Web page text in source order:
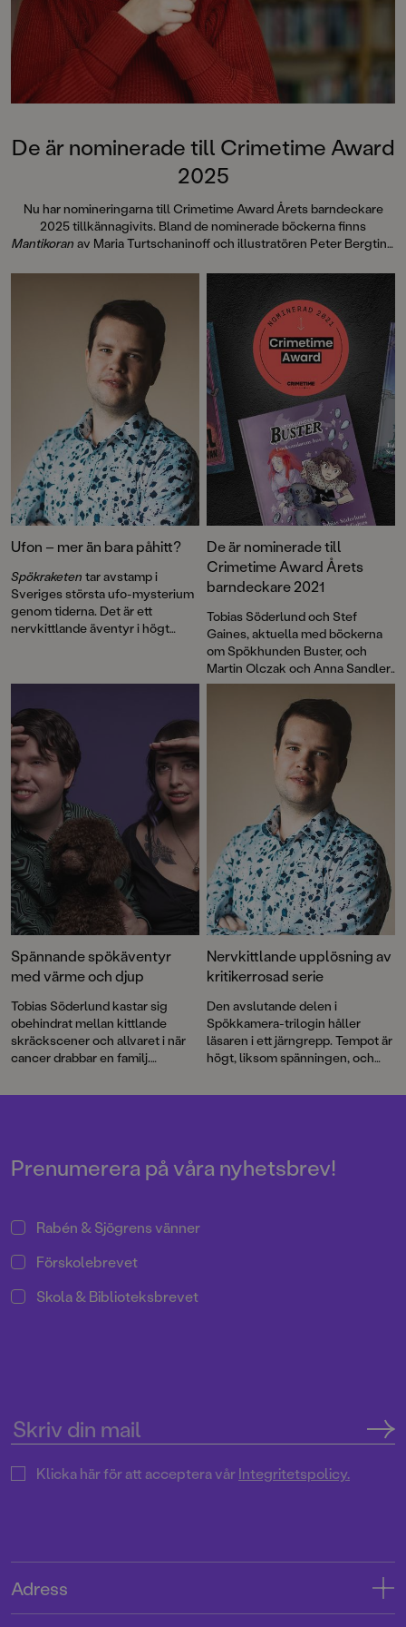
De är nominerade till Crimetime Award
2025
Nu har nomineringarna till Crimetime Award Årets barndeckare
2025 tillkännagivits. Bland de nominerade böckerna finns
Mantikoran av Maria Turtschaninoff och illustratören Peter Bergting
rösta!
Ufon – mer än bara påhitt?
Spökraketen tar avstamp i
Sveriges största ufo-mysterium
genom tiderna. Det är ett
nervkittlande äventyr i högt
De är nominerade till
Crimetime Award Årets
barndeckare 2021
Tobias Söderlund och Stef
Gaines, aktuella med böckerna
om Spökhunden Buster, och
Martin Olczak och Anna Sandler,
som skapat serien om den
trolldomskunnige pojken Jack,
är nominerade till Crimetime
Award Årets barndeckare 2021.
Nu kan du vara med och rösta!
Spännande spökäventyr
med värme och djup
Tobias Söderlund kastar sig
obehindrat mellan kittlande
skräckscener och allvaret i när
cancer drabbar en familj.
karaktärsdrivna och detaljrika
Nervkittlande upplösning av
kritikerrosad serie
Den avslutande delen i
Spökkamera-trilogin håller
läsaren i ett järngrepp. Tempot är
högt, liksom spänningen, och
Söderlund blandar skickligt
otäckt på riktigt.
Prenumerera på våra nyhetsbrev!
Rabén & Sjögrens vänner
Förskolebrevet
Skola & Biblioteksbrevet
Klicka här för att acceptera vårIntegritetspolicy.
Adress